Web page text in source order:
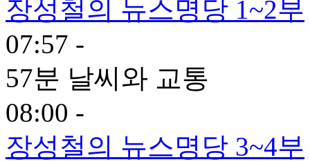
장성철의 뉴스명당 1~2부
07:57 -
57분 날씨와 교통
08:00 -
장성철의 뉴스명당 3~4부